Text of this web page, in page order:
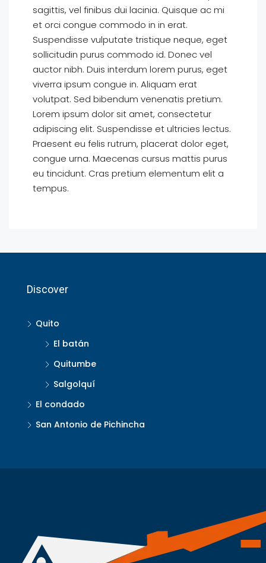
sagittis, vel finibus dui lacinia. Quisque ac mi
et orci congue commodo in in erat.
Suspendisse vulputate tristique neque, eget
sollicitudin purus commodo id. Donec vel
auctor nibh. Duis interdum lorem purus, eget
viverra ipsum congue in. Aliquam erat
volutpat. Sed bibendum venenatis pretium.
Lorem ipsum dolor sit amet, consectetur
adipiscing elit. Suspendisse et ultricies lectus.
Praesent eu felis rutrum, placerat dolor eget,
congue urna. Maecenas cursus mattis purus
eu tincidunt. Cras pretium elementum elit a
tempus.
Discover
Quito
El batán
Quitumbe
Salgolquí
El condado
San Antonio de Pichincha